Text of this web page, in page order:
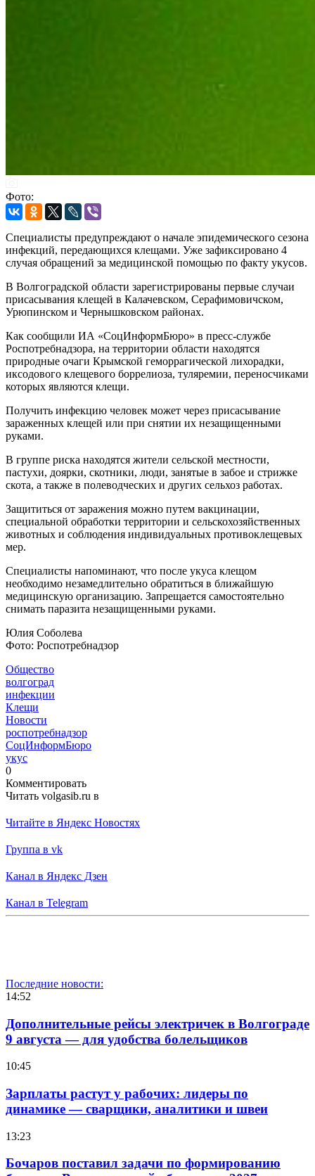
Фото:
Специалисты предупреждают о начале эпидемического сезона
инфекций, передающихся клещами. Уже зафиксировано 4
случая обращений за медицинской помощью по факту укусов.
В Волгоградской области зарегистрированы первые случаи
присасывания клещей в Калачевском, Серафимовичском,
Урюпинском и Чернышковском районах.
Как сообщили ИА «СоцИнформБюро» в пресс-службе
Роспотребнадзора, на территории области находятся
природные очаги Крымской геморрагической лихорадки,
иксодового клещевого боррелиоза, туляремии, переносчиками
которых являются клещи.
Получить инфекцию человек может через присасывание
зараженных клещей или при снятии их незащищенными
руками.
В группе риска находятся жители сельской местности,
пастухи, доярки, скотники, люди, занятые в забое и стрижке
скота, а также в полеводческих и других сельхоз работах.
Защититься от заражения можно путем вакцинации,
специальной обработки территории и сельскохозяйственных
животных и соблюдения индивидуальных противоклещевых
мер.
Специалисты напоминают, что после укуса клещом
необходимо незамедлительно обратиться в ближайшую
медицинскую организацию. Запрещается самостоятельно
снимать паразита незащищенными руками.
Юлия Соболева
Фото: Роспотребнадзор
Общество
волгоград
инфекции
Клещи
Новости
роспотребнадзор
СоцИнформБюро
укус
0
Комментировать
Читать volgasib.ru в
Читайте в Яндекс Новостях
Группа в vk
Канал в Яндекс Дзен
Канал в Telegram
Последние новости:
14:52
Дополнительные рейсы электричек в Волгограде
9 августа — для удобства болельщиков
10:45
Зарплаты растут у рабочих: лидеры по
динамике — сварщики, аналитики и швеи
13:23
Бочаров поставил задачи по формированию